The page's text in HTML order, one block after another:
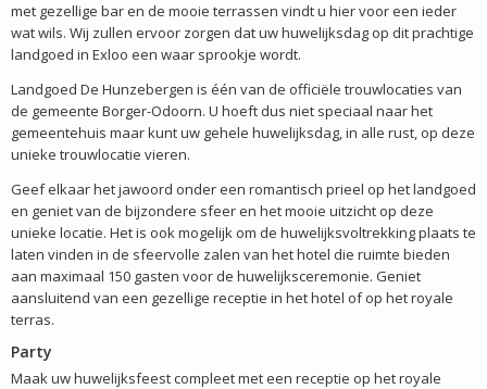
met gezellige bar en de mooie terrassen vindt u hier voor een ieder
wat wils. Wij zullen ervoor zorgen dat uw huwelijksdag op dit prachtige
landgoed in Exloo een waar sprookje wordt.
Landgoed De Hunzebergen is één van de officiële trouwlocaties van
de gemeente Borger-Odoorn. U hoeft dus niet speciaal naar het
gemeentehuis maar kunt uw gehele huwelijksdag, in alle rust, op deze
unieke trouwlocatie vieren.
Geef elkaar het jawoord onder een romantisch prieel op het landgoed
en geniet van de bijzondere sfeer en het mooie uitzicht op deze
unieke locatie. Het is ook mogelijk om de huwelijksvoltrekking plaats te
laten vinden in de sfeervolle zalen van het hotel die ruimte bieden
aan maximaal 150 gasten voor de huwelijksceremonie. Geniet
aansluitend van een gezellige receptie in het hotel of op het royale
terras.
Party
Maak uw huwelijksfeest compleet met een receptie op het royale